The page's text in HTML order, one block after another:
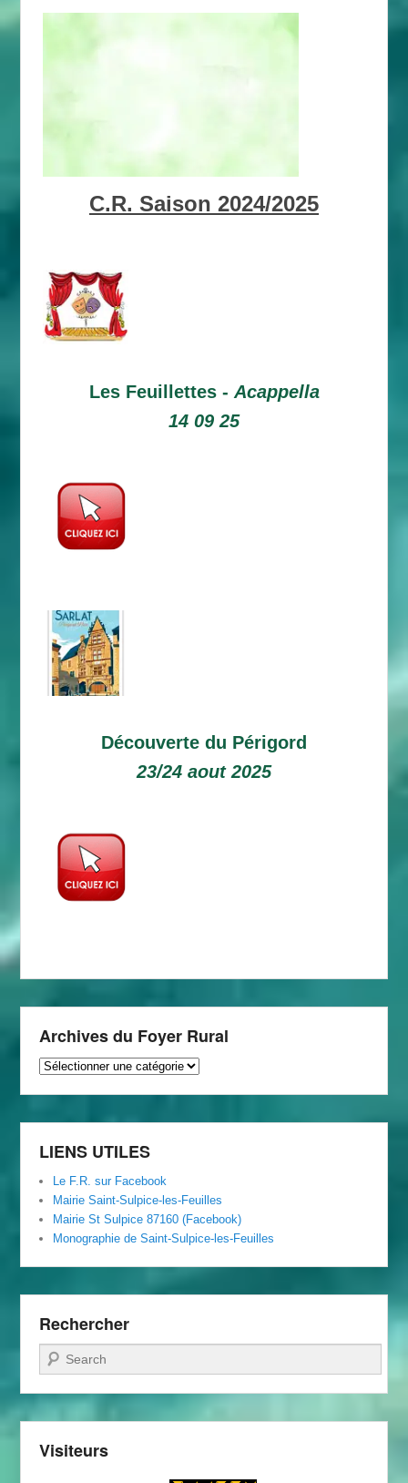
C.R. Saison 2024/2025
Les Feuillettes - Acappella
14 09 25
Découverte du Périgord
23/24 aout 2025
Archives du Foyer Rural
Archives
Rural
LIENS UTILES
Le F.R. sur Facebook
Mairie Saint-Sulpice-les-Feuilles
Mairie St Sulpice 87160 (Facebook)
Monographie de Saint-Sulpice-les-Feuilles
Rechercher
Recherche
Visiteurs